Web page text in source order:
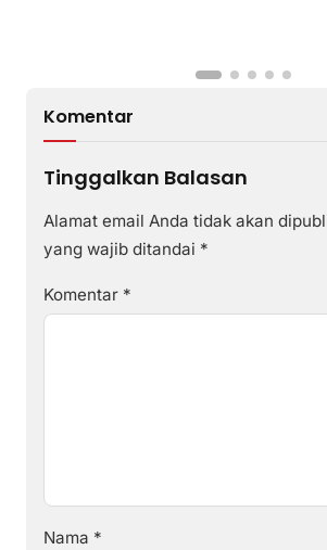
Komentar
Tinggalkan Balasan
Alamat email Anda tidak akan
yang wajib ditandai *
Komentar *
Nama *